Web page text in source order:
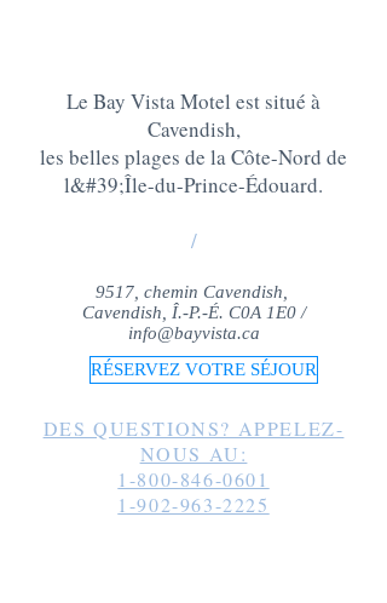
Le Bay Vista Motel est situé à
Cavendish,
les belles plages de la Côte-Nord de
l&#39;Île-du-Prince-Édouard.
/
9517, chemin Cavendish,
Cavendish, Î.-P.-É. C0A 1E0 /
info@bayvista.ca
RÉSERVEZ VOTRE SÉJOUR
DES QUESTIONS? APPELEZ-
NOUS AU:
1-800-846-0601
1-902-963-2225